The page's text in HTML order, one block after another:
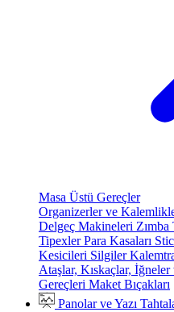
Masa Üstü Gereçler
Organizerler ve
Delgeç Makineleri
TipexlerPara Kasaları
Kesicileri Silgiler
Ataşlar, Kıskaçlar,
Gereçleri Maket Bıçakları
Panolar ve Yazı